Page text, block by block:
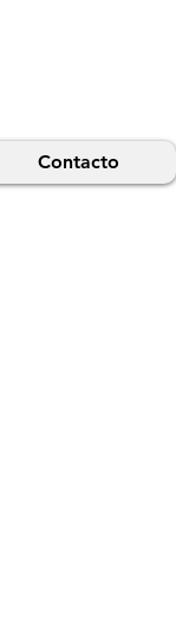
Contacto